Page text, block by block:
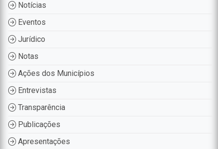
Notícias
Eventos
Jurídico
Notas
Ações dos Municípios
Entrevistas
Transparência
Publicações
Apresentações